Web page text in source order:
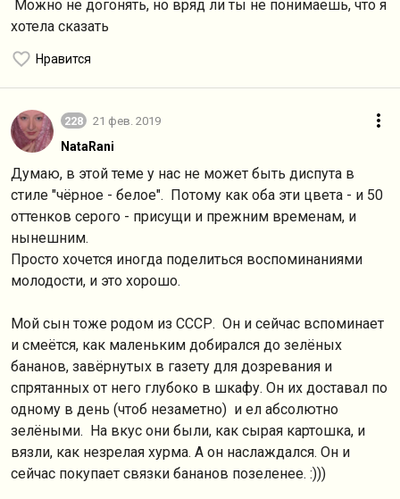
Можно не догонять, но вряд ли ты не понимаешь, что я
хотела сказать
Нравится
228 21 фев. 2019
NataRani
Думаю, в этой теме у нас не может быть диспута в
стиле "чёрное - белое". Потому как оба эти цвета - и 50
оттенков серого - присущи и прежним временам, и
нынешним.
Просто хочется иногда поделиться воспоминаниями
молодости, и это хорошо.
Мой сын тоже родом из СССР. Он и сейчас вспоминает
и смеётся, как маленьким добирался до зелёных
бананов, завёрнутых в газету для дозревания и
спрятанных от него глубоко в шкафу. Он их доставал по
одному в день (чтоб незаметно) и ел абсолютно
зелёными. На вкус они были, как сырая картошка, и
вязли, как незрелая хурма. А он наслаждался. Он и
сейчас покупает связки бананов позеленее. :)))